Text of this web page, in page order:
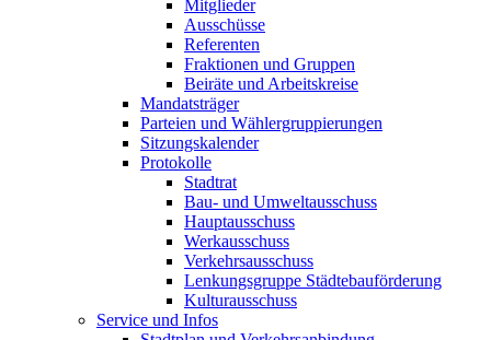
Mitglieder
Ausschüsse
Referenten
Fraktionen und Gruppen
Beiräte und Arbeitskreise
Mandatsträger
Parteien und Wählergruppierungen
Sitzungskalender
Protokolle
Stadtrat
Bau- und Umweltausschuss
Hauptausschuss
Werkausschuss
Verkehrsausschuss
Lenkungsgruppe Städtebauförderung
Kulturausschuss
Service und Infos